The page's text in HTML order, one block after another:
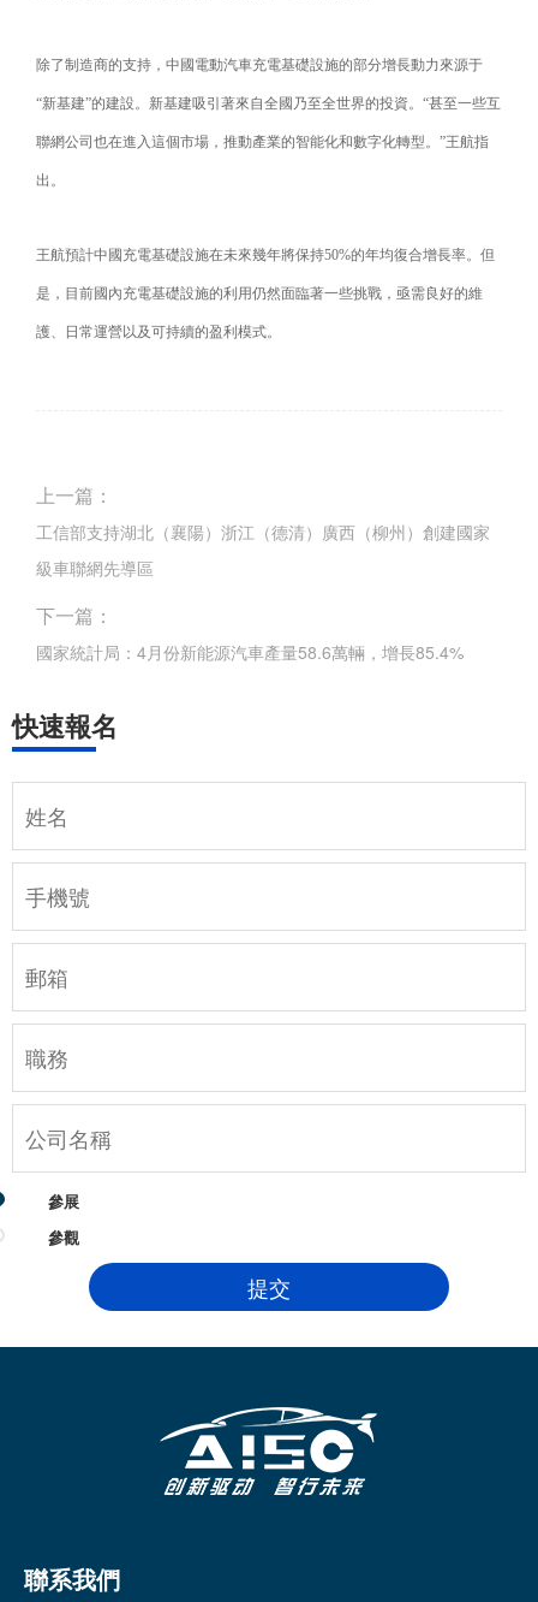
快速報名
參展
參觀
除了制造商的支持，中國電動汽車充電基礎設施的部分增長動力來源于
“新基建”的建設。新基建吸引著來自全國乃至全世界的投資。“甚至一些互
聯網公司也在進入這個市場，推動產業的智能化和數字化轉型。”王航指
出。
王航預計中國充電基礎設施在未來幾年將保持50%的年均復合增長率。但
是，目前國內充電基礎設施的利用仍然面臨著一些挑戰，亟需良好的維
護、日常運營以及可持續的盈利模式。
上一篇：
工信部支持湖北（襄陽）浙江（德清）廣西（柳州）創建國家
級車聯網先導區
下一篇：
國家統計局：4月份新能源汽車產量58.6萬輛，增長85.4%
聯系我們